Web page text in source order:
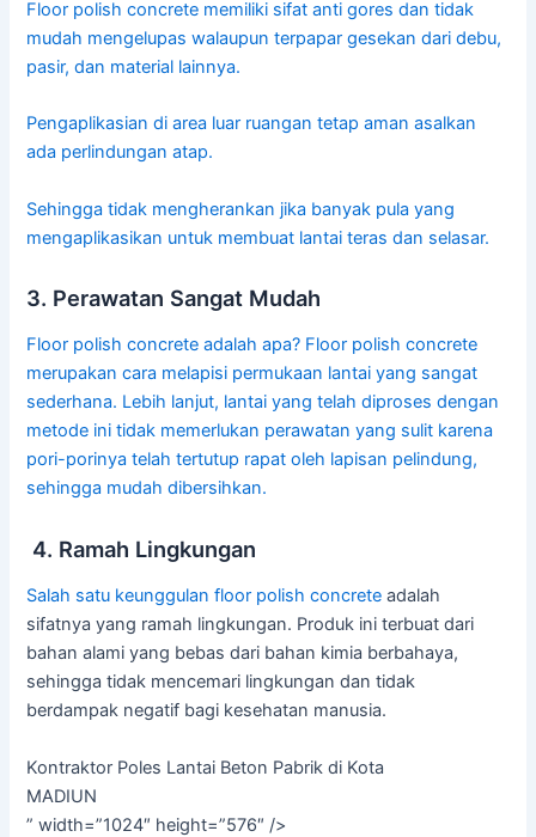
Floor polish concrete memiliki sifat anti gores dan tidak
mudah mengelupas walaupun terpapar gesekan dari debu,
pasir, dan material lainnya.
Pengaplikasian di area luar ruangan tetap aman asalkan
ada perlindungan atap.
Sehingga tidak mengherankan jika banyak pula yang
mengaplikasikan untuk membuat lantai teras dan selasar.
3. Perawatan Sangat Mudah
Floor polish concrete adalah apa? Floor polish concrete
merupakan cara melapisi permukaan lantai yang sangat
sederhana. Lebih lanjut, lantai yang telah diproses dengan
metode ini tidak memerlukan perawatan yang sulit karena
pori-porinya telah tertutup rapat oleh lapisan pelindung,
sehingga mudah dibersihkan.
4. Ramah Lingkungan
Salah satu keunggulanfloor polish concrete adalah
sifatnya yang ramah lingkungan. Produk ini terbuat dari
bahan alami yang bebas dari bahan kimia berbahaya,
sehingga tidak mencemari lingkungan dan tidak
berdampak negatif bagi kesehatan manusia.
Kontraktor Poles Lantai Beton Pabrik di Kota
MADIUN
” width=”1024″ height=”576″ />